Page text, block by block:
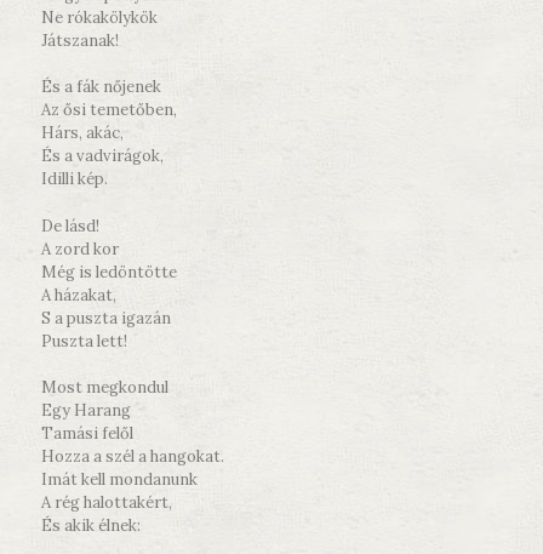
Ne rókakölykök
Játszanak!
És a fák nőjenek
Az ősi temetőben,
Hárs, akác,
És a vadvirágok,
Idilli kép.
De lásd!
A zord kor
Még is ledöntötte
A házakat,
S a puszta igazán
Puszta lett!
Most megkondul
Egy Harang
Tamási felől
Hozza a szél a hangokat.
Imát kell mondanunk
A rég halottakért,
És akik élnek: